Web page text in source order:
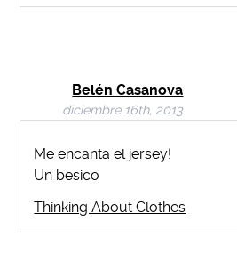
Belén Casanova
diciembre 16th, 2013
Me encanta el jersey!
Un besico
Thinking About Clothes